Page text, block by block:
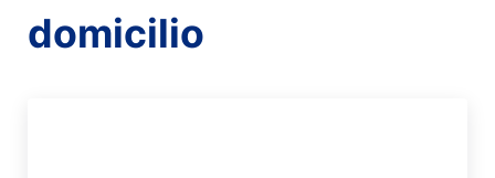
domicilio